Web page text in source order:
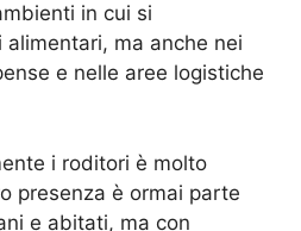
in cui si
ma anche nei
e nelle aree logistiche
i roditori è molto
presenza è ormai parte
e abitati, ma con